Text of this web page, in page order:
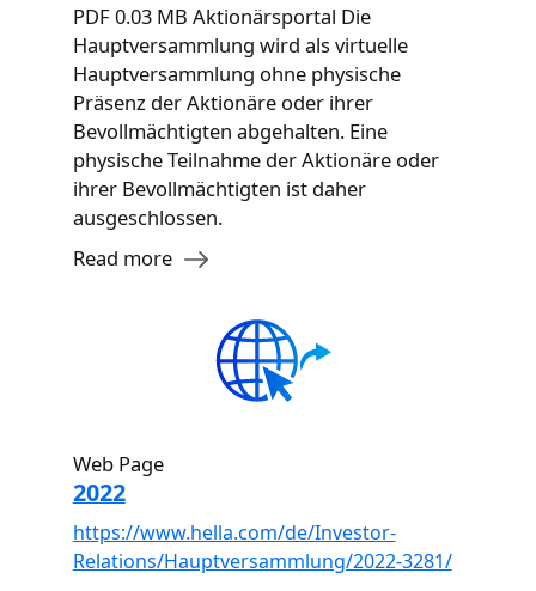
PDF 0.03 MB Aktionärsportal Die
Hauptversammlung wird als virtuelle
Hauptversammlung ohne physische
Präsenz der Aktionäre oder ihrer
Bevollmächtigten abgehalten. Eine
physische Teilnahme der Aktionäre oder
ihrer Bevollmächtigten ist daher
ausgeschlossen.
Read more
Web Page
2022
https://www.hella.com/de/Investor-
Relations/Hauptversammlung/2022-3281/